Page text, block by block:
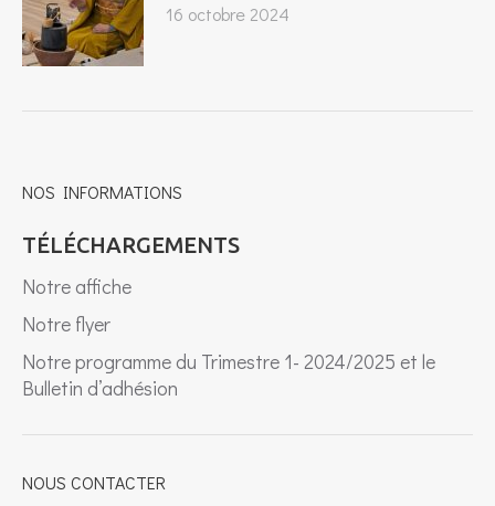
16 octobre 2024
NOS INFORMATIONS
TÉLÉCHARGEMENTS
Notre affiche
Notre flyer
Notre programme du Trimestre 1- 2024/2025 et le
Bulletin d’adhésion
NOUS CONTACTER